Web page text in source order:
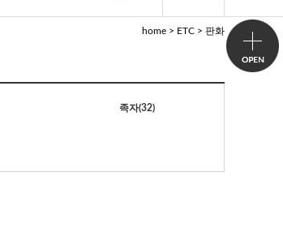
home > ETC > 판화
족자(32)